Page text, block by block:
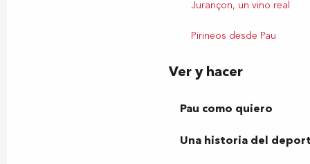
Jurançon, un vino real
Pirineos desde Pau
Ver y hacer
Pau como quiero
Una historia del